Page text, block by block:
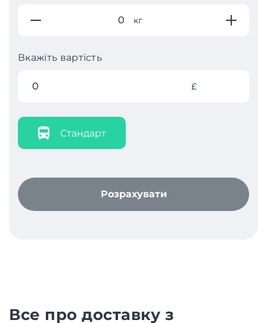
кг
Вкажіть вартість
£
Стандарт
Розрахувати
Все про доставку з